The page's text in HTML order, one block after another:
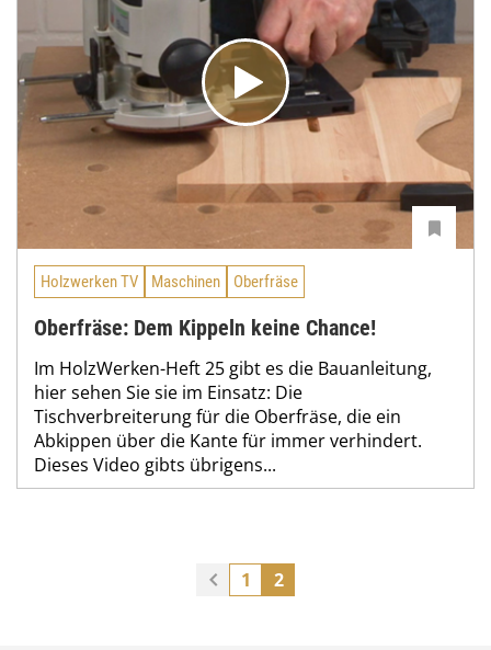
Holzwerken TV Maschinen Oberfräse
Oberfräse: Dem Kippeln keine Chance!
Im HolzWerken-Heft 25 gibt es die Bauanleitung,
hier sehen Sie sie im Einsatz: Die
Tischverbreiterung für die Oberfräse, die ein
Abkippen über die Kante für immer verhindert.
Dieses Video gibts übrigens...
1 2